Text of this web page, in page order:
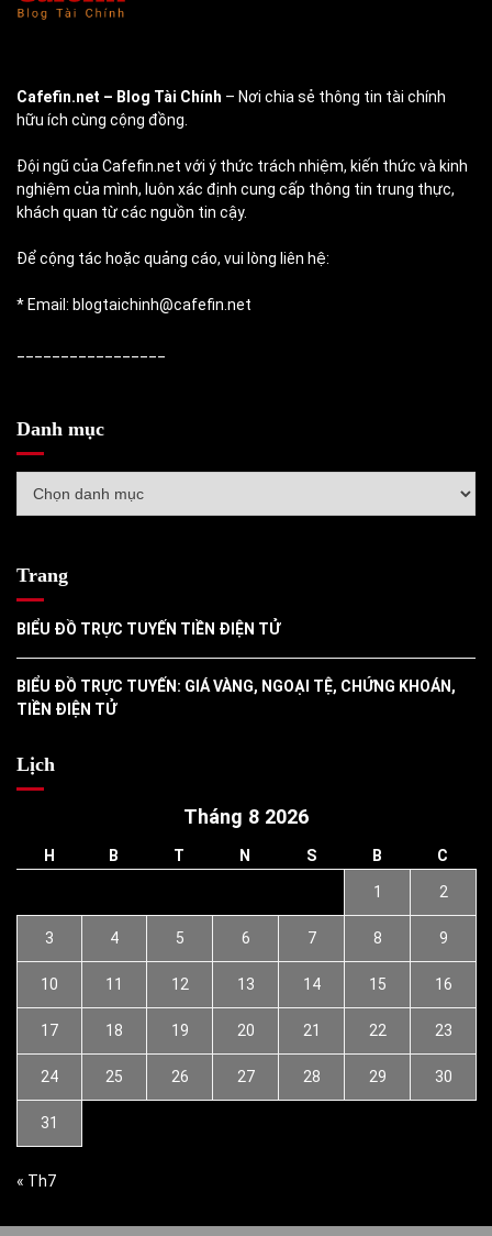
Cafefin.net – Blog Tài Chính – Nơi chia sẻ thông tin tài chính
hữu ích cùng cộng đồng.
Đội ngũ của Cafefin.net với ý thức trách nhiệm, kiến thức và kinh
nghiệm của mình, luôn xác định cung cấp thông tin trung thực,
khách quan từ các nguồn tin cậy.
Để cộng tác hoặc quảng cáo, vui lòng liên hệ:
* Email: blogtaichinh@cafefin.net
Danh mục
mục
Trang
BIỂU ĐỒ TRỰC TUYẾN TIỀN ĐIỆN TỬ
BIỂU ĐỒ TRỰC TUYẾN: GIÁ VÀNG, NGOẠI TỆ, CHỨNG KHOÁN,
TIỀN ĐIỆN TỬ
Lịch
Tháng 8 2026
H B T N S B C
1 2
3 4 5 6 7 8 9
10 11 12 13 14 15 16
17 18 19 20 21 22 23
24 25 26 27 28 29 30
31
« Th7